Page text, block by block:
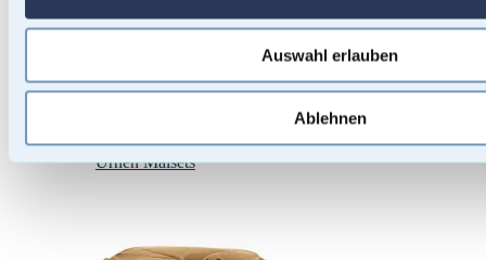
Auswahl erlauben
Ablehnen
Urnen Malsets